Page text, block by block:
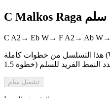
C Malkos Raga سلم
C A2 → Eb W→ F A2 → Ab W→
هذا التسلسل من خطوات كاملة (W)، نصف (H)، وثانية زائدة (A2 =
تشغيل سلم